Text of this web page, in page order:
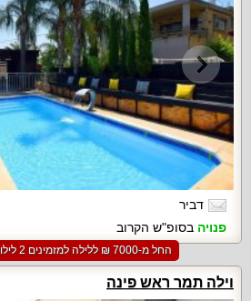
דביר
פנויה בסופ"ש הקרוב
החל מ-‏7000 ₪ ללילה למזמינים 2 לילות בסופ"ש הקרוב
וילה תמר ראש פינה